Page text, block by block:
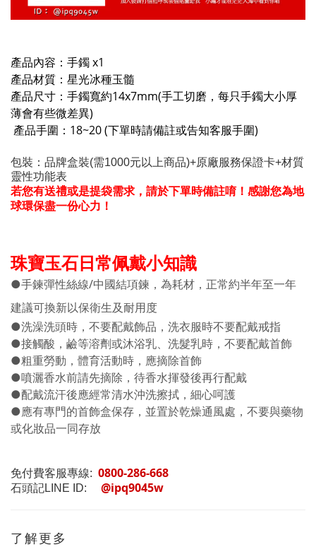
產品內容：手鐲 x1
產品材質： 星光冰種玉髓
產品尺寸：手鐲寬約14x7mm(手工切磨，每只手鐲大小厚
薄會有些微差異)
產品手圍：18~20 (下單時請備註或告知客服手圍)
包裝：品牌盒裝(需1000元以上商品)+原廠服務保證卡+材質
靈性功能表
若您有送禮或是提袋需求，請於下單時備註唷！感謝您為地
球環保盡一份心力！
珠寶玉石日常佩戴小知識
●手鍊彈性絲線/中國結項鍊，為耗材，正常約半年至一年
建議可換新以保衛生及耐用度
●洗澡洗頭時，不要配戴飾品，洗衣服時不要配戴戒指
●接觸酸，鹼等溶劑或沐浴乳、洗髮乳時，不要配戴首飾
●粗重勞動，體育活動時，應摘除首飾
●噴灑香水前請先摘除，待香水揮發後再行配戴
●配戴流汗後應經常清水沖洗擦拭，細心呵護
●應有專門的首飾盒保存，並置於乾燥通風處，不要與藥物
或化妝品一同存放
免付費客服專線: 0800-286-668
石頭記LINE ID: @ipq9045w
了解更多